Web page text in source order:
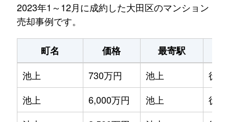
2023年1～12月に成約した大田区のマンション
売却事例です。
町名 価格 最寄駅
池上
730万円 池上
徒
池上
6,000万円 池上
徒